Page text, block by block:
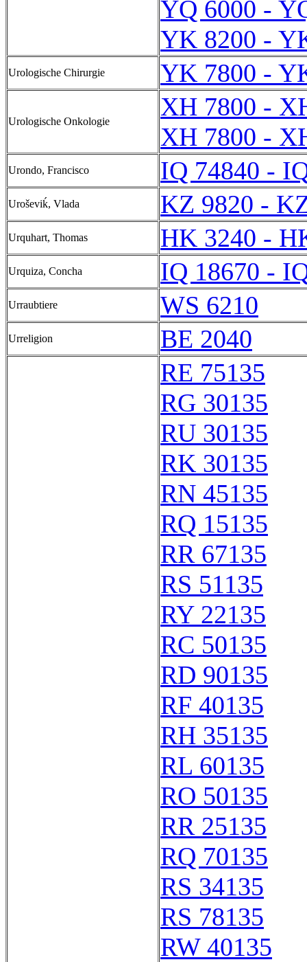
YQ 6000 -
YK 8200 -
Urologische Chirurgie YK 7800 -
Urologische Onkologie
XH 7800 -
XH 7800 -
Urondo, Francisco IQ 74840 -
Uroševiḱ, Vlada KZ 9820 -
Urquhart, Thomas HK 3240 -
Urquiza, Concha IQ 18670 -
Urraubtiere WS 6210
Urreligion
BE 2040
RE 75135
RG 30135
RU 30135
RK 30135
RN 45135
RQ 15135
RR 67135
RS 51135
RY 22135
RC 50135
RD 90135
RF 40135
RH 35135
RL 60135
RO 50135
RR 25135
RQ 70135
RS 34135
RS 78135
RW 40135